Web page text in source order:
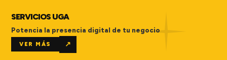
SERVICIOS UGA
Potencia la presencia digital de tu negocio
VER MÁS ↗